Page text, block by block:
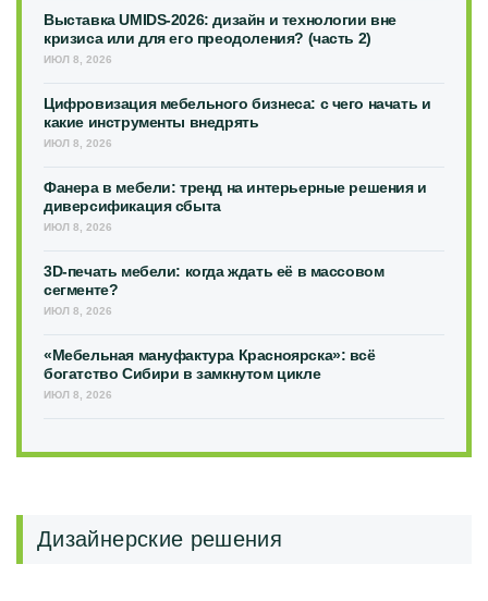
Выставка UMIDS-2026: дизайн и технологии вне
кризиса или для его преодоления? (часть 2)
ИЮЛ 8, 2026
Цифровизация мебельного бизнеса: с чего начать и
какие инструменты внедрять
ИЮЛ 8, 2026
Фанера в мебели: тренд на интерьерные решения и
диверсификация сбыта
ИЮЛ 8, 2026
3D-печать мебели: когда ждать её в массовом
сегменте?
ИЮЛ 8, 2026
«Мебельная мануфактура Красноярска»: всё
богатство Сибири в замкнутом цикле
ИЮЛ 8, 2026
Дизайнерские решения